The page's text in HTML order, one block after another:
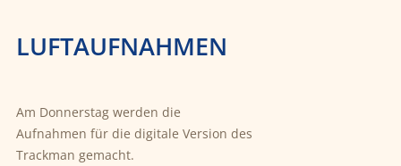
LUFTAUFNAHMEN
Am Donnerstag werden die
Aufnahmen für die digitale Version des
Trackman gemacht.